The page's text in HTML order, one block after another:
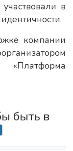
в
компании
«Платформа
быть в